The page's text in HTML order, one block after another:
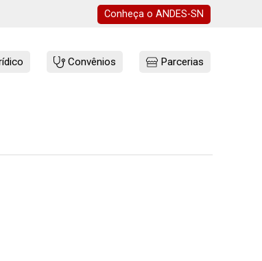
Conheça o ANDES-SN
Convênios Parcerias